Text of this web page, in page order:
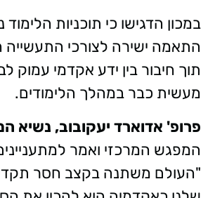
במכון הדגישו כי תוכניות הלימוד
התאמה ישירה לצורכי
תוך חיבור בין ידע אקדמי עמוק
מעשית כבר במהלך הלימודים.
פרופ' אדוארד יעקובוב, נשיא
המפגש המרכזי ואמר
"העולם משתנה בקצב חסר